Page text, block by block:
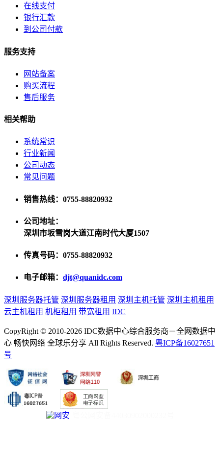
在线支付
银行汇款
到公司付款
服务支持
网站备案
购买流程
售后服务
相关帮助
系统常识
行业新闻
公司动态
常见问题
销售热线：0755-88820932
公司地址：
深圳市坂雪岗大道江南时代大厦1507
传真号码：0755-88820932
电子邮箱： djt@quanidc.com
深圳服务器托管 深圳服务器租用 深圳主机托管 深圳主机租用
云主机租用 机柜租用 带宽租用 IDC
CopyRight © 2010-2026 IDC数据中心综合服务商－全网数据中
心 畅快网络 全球乐分享 All Rights Reserved. 粤ICP备16027651
号